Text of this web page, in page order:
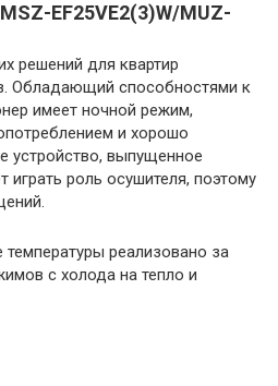
EF25VE2(3)W/MUZ-
решений для квартир
Обладающий способностями к
имеет ночной режим,
и хорошо
устройство, выпущенное
играть роль осушителя, поэтому
реализовано за
с холода на тепло и